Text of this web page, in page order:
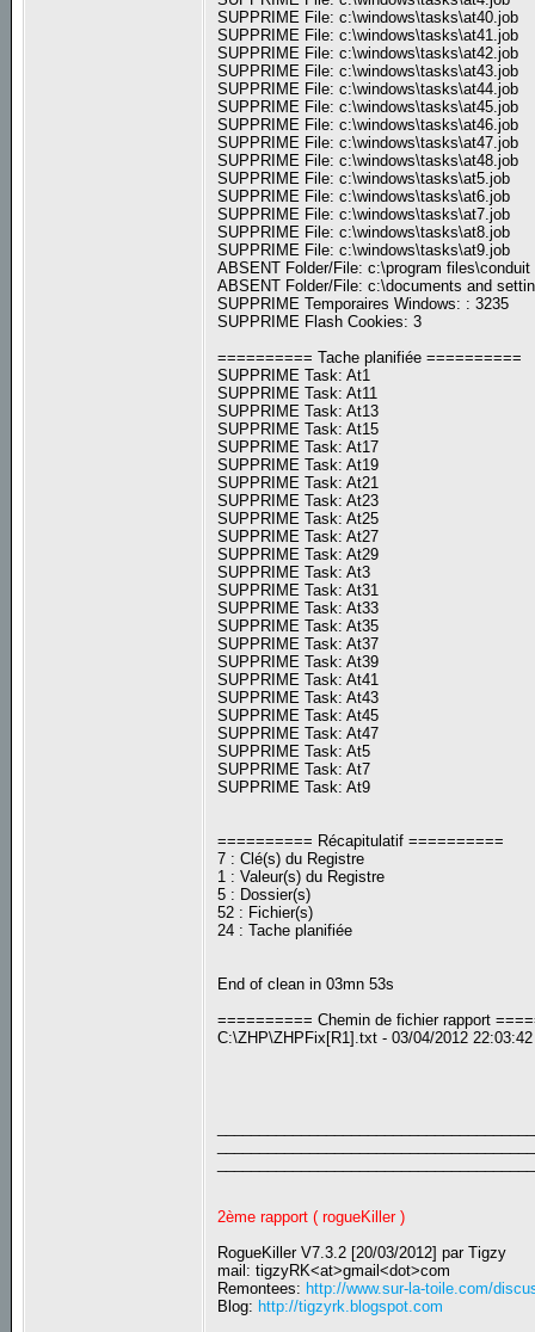
SUPPRIME File: c:\windows\tasks\at40.job
SUPPRIME File: c:\windows\tasks\at41.job
SUPPRIME File: c:\windows\tasks\at42.job
SUPPRIME File: c:\windows\tasks\at43.job
SUPPRIME File: c:\windows\tasks\at44.job
SUPPRIME File: c:\windows\tasks\at45.job
SUPPRIME File: c:\windows\tasks\at46.job
SUPPRIME File: c:\windows\tasks\at47.job
SUPPRIME File: c:\windows\tasks\at48.job
SUPPRIME File: c:\windows\tasks\at5.job
SUPPRIME File: c:\windows\tasks\at6.job
SUPPRIME File: c:\windows\tasks\at7.job
SUPPRIME File: c:\windows\tasks\at8.job
SUPPRIME File: c:\windows\tasks\at9.job
ABSENT Folder/File: c:\program files\conduit
ABSENT Folder/File: c:\documents and
SUPPRIME Temporaires Windows: : 3235
SUPPRIME Flash Cookies: 3
========== Tache planifiée ==========
SUPPRIME Task: At1
SUPPRIME Task: At11
SUPPRIME Task: At13
SUPPRIME Task: At15
SUPPRIME Task: At17
SUPPRIME Task: At19
SUPPRIME Task: At21
SUPPRIME Task: At23
SUPPRIME Task: At25
SUPPRIME Task: At27
SUPPRIME Task: At29
SUPPRIME Task: At3
SUPPRIME Task: At31
SUPPRIME Task: At33
SUPPRIME Task: At35
SUPPRIME Task: At37
SUPPRIME Task: At39
SUPPRIME Task: At41
SUPPRIME Task: At43
SUPPRIME Task: At45
SUPPRIME Task: At47
SUPPRIME Task: At5
SUPPRIME Task: At7
SUPPRIME Task: At9
========== Récapitulatif ==========
7 : Clé(s) du Registre
1 : Valeur(s) du Registre
5 : Dossier(s)
52 : Fichier(s)
24 : Tache planifiée
End of clean in 03mn 53s
========== Chemin de fichier rapport
C:\ZHP\ZHPFix[R1].txt - 03/04/2012
2ème rapport ( rogueKiller )
RogueKiller V7.3.2 [20/03/2012] par Tigzy
mail: tigzyRK<at>gmail<dot>com
Remontees: http://www.sur-la-toile.com/
Blog: http://tigzyrk.blogspot.com